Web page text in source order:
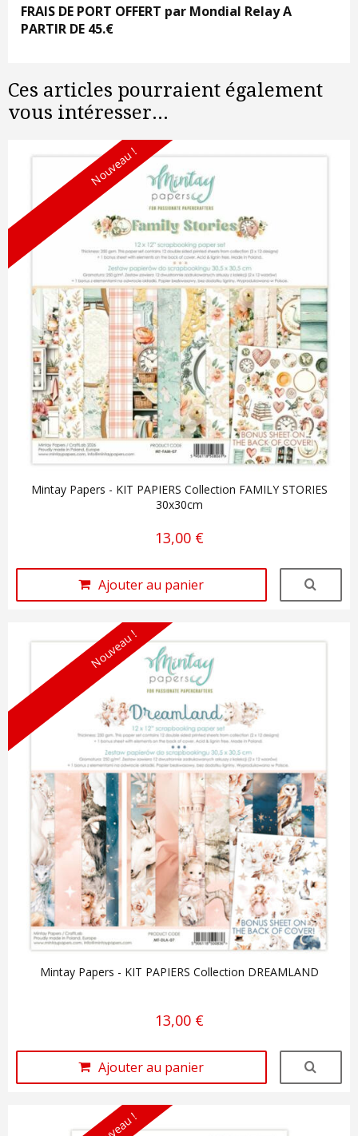
FRAIS DE PORT OFFERT par Mondial Relay A
PARTIR DE 45.€
Ces articles pourraient également
vous intéresser...
Nouveau !
Mintay Papers - KIT PAPIERS Collection FAMILY STORIES
30x30cm
13,00 €
Ajouter au panier
Nouveau !
Mintay Papers - KIT PAPIERS Collection DREAMLAND
13,00 €
Ajouter au panier